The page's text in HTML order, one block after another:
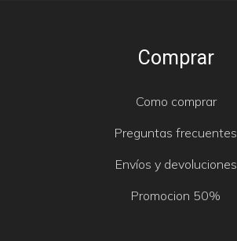
Comprar
Como comprar
Preguntas frecuentes
Envíos y devoluciones
Promocion 50%